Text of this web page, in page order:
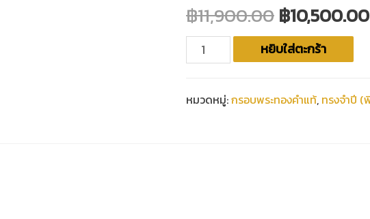
฿11,900.00฿10,500.00
จำนวน
ลงยา
หยิบใส่ตะกร้า
หมวดหมู่:กรอบพระทองคำแท้, ทรงจำปี